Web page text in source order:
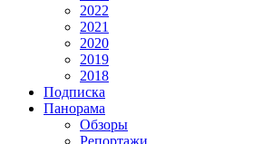
2022
2021
2020
2019
2018
Подписка
Панорама
Обзоры
Репортажи